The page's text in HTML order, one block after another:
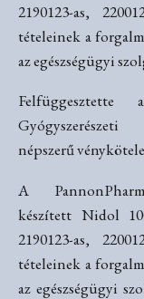
2190123-as,
tételeinek a
az egészségügyi
Felfüggesztette
népszerű
A
készített Nidol
2190123-as,
tételeinek a
az egészségügyi